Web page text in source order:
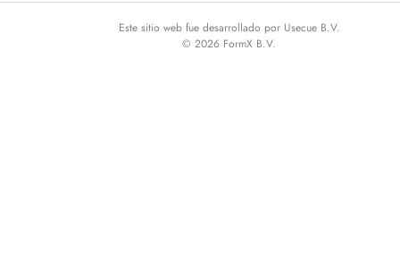
Este sitio web fue desarrollado por Usecue B.V.
© 2026 FormX B.V.